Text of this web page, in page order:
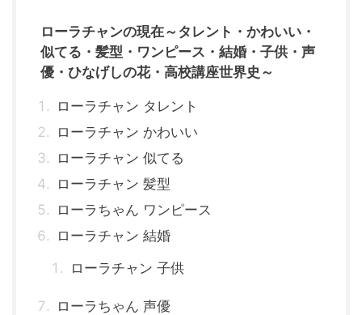
ローラチャンの現在～タレント・かわいい・
似てる・髪型・ワンピース・結婚・子供・声
優・ひなげしの花・高校講座世界史～
ローラチャン タレント
ローラチャン かわいい
ローラチャン 似てる
ローラチャン 髪型
ローラちゃん ワンピース
ローラチャン 結婚
ローラチャン 子供
ローラちゃん 声優